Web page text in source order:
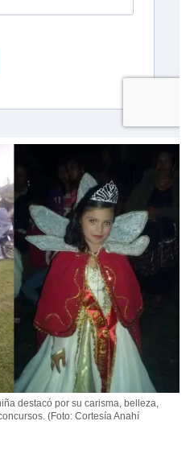
destacó por su carisma, belleza,
(Foto: Cortesía Anahí